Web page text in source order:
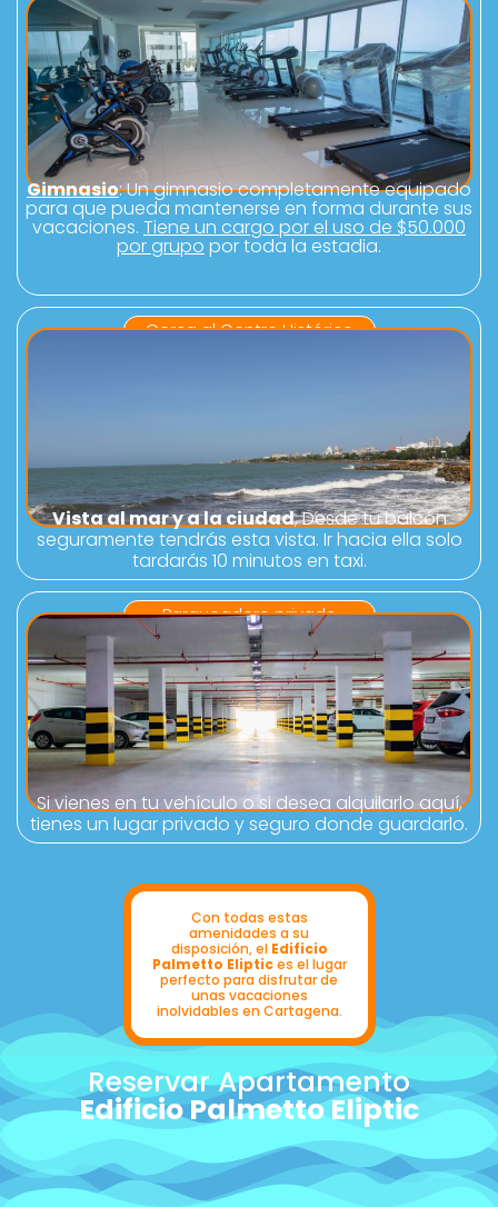
Gimnasio: Un gimnasio completamente equipado
para que pueda mantenerse en forma durante sus
vacaciones. Tiene un cargo por el uso de $50.000
por grupo por toda la estadia.
Cerca al Centro Histórico
Vista al mar y a la ciudad, Desde tu balcón
seguramente tendrás esta vista. Ir hacia ella solo
tardarás 10 minutos en taxi.
Parqueadero privado
Si vienes en tu vehículo o si desea alquilarlo aquí,
tienes un lugar privado y seguro donde guardarlo.
Con todas estas
amenidades a su
disposición, el Edificio
Palmetto Eliptices el lugar
perfecto para disfrutar de
unas vacaciones
inolvidables en Cartagena.
Reservar Apartamento
Edificio Palmetto Eliptic